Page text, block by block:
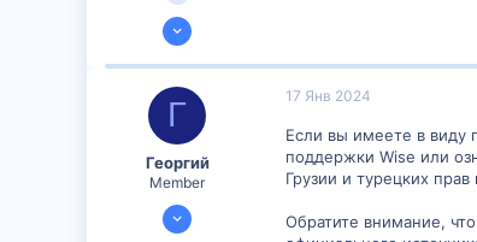
6 Сен 2023
Г
Георгий
Member
16 Янв 2024
17 Янв 2024
Если вы имеете в виду
поддержки Wise или
Грузии и турецких
Обратите внимание,